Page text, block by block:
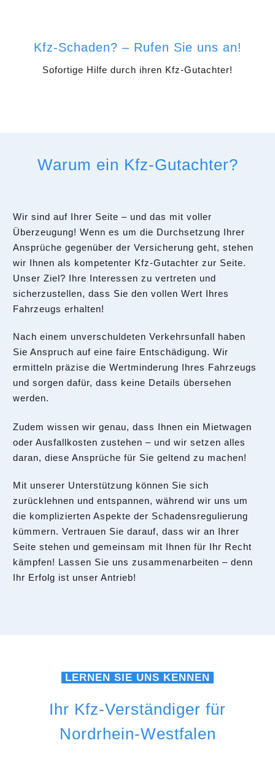
Kfz-Schaden? – Rufen Sie uns an!
Sofortige Hilfe durch ihren Kfz-Gutachter!
Warum ein Kfz-Gutachter?
Wir sind auf Ihrer Seite – und das mit voller
Überzeugung! Wenn es um die Durchsetzung Ihrer
Ansprüche gegenüber der Versicherung geht, stehen
wir Ihnen als kompetenter Kfz-Gutachter zur Seite.
Unser Ziel? Ihre Interessen zu vertreten und
sicherzustellen, dass Sie den vollen Wert Ihres
Fahrzeugs erhalten!
Nach einem unverschuldeten Verkehrsunfall haben
Sie Anspruch auf eine faire Entschädigung. Wir
ermitteln präzise die Wertminderung Ihres Fahrzeugs
und sorgen dafür, dass keine Details übersehen
werden.
Zudem wissen wir genau, dass Ihnen ein Mietwagen
oder Ausfallkosten zustehen – und wir setzen alles
daran, diese Ansprüche für Sie geltend zu machen!
Mit unserer Unterstützung können Sie sich
zurücklehnen und entspannen, während wir uns um
die komplizierten Aspekte der Schadensregulierung
kümmern. Vertrauen Sie darauf, dass wir an Ihrer
Seite stehen und gemeinsam mit Ihnen für Ihr Recht
kämpfen! Lassen Sie uns zusammenarbeiten – denn
Ihr Erfolg ist unser Antrieb!
LERNEN SIE UNS KENNEN
Ihr Kfz-Verständiger für
Nordrhein-Westfalen